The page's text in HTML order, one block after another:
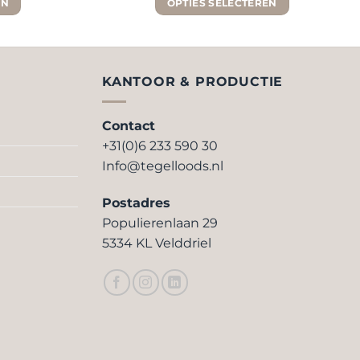
OPTIES SELECTEREN
meerdere
gekozen
KANTOOR & PRODUCTIE
Contact
+31(0)6 233 590 30
Info@tegelloods.nl
Postadres
Populierenlaan 29
5334 KL Velddriel